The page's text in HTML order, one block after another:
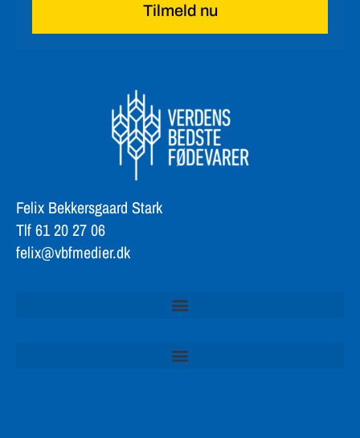
Tilmeld nu
Felix Bekkersgaard Stark
Tlf 61 20 27 06
felix@vbfmedier.dk